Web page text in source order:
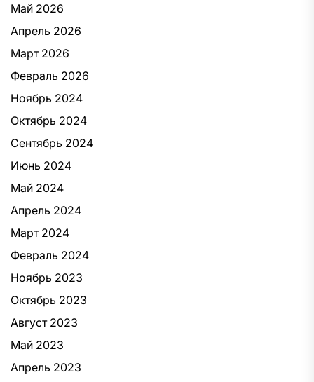
Май 2026
Апрель 2026
Март 2026
Февраль 2026
Ноябрь 2024
Октябрь 2024
Сентябрь 2024
Июнь 2024
Май 2024
Апрель 2024
Март 2024
Февраль 2024
Ноябрь 2023
Октябрь 2023
Август 2023
Май 2023
Апрель 2023